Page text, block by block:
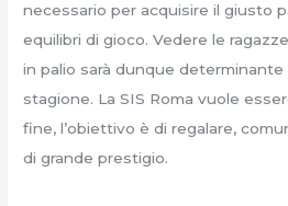
necessario per acquisire il giusto
equilibri di gioco. Vedere le
in palio sarà dunque
stagione. La SIS Roma vuole
fine, l’obiettivo è di regalare,
di grande prestigio.